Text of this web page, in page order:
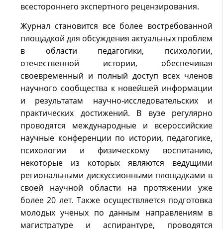
всестороннего экспертного рецензирования.
Журнал становится все более востребованной
площадкой для обсуждения актуальных проблем
в области педагогики, психологии,
отечественной истории, обеспечивая
своевременный и полный доступ всех членов
научного сообщества к новейшей информации
и результатам научно-исследовательских и
практических достижений. В вузе регулярно
проводятся международные и всероссийские
научные конференции по истории, педагогике,
психологии и физическому воспитанию,
некоторые из которых являются ведущими
региональными дискуссионными площадками в
своей научной области на протяжении уже
более 20 лет. Также осуществляется подготовка
молодых ученых по данным направлениям в
магистратуре и аспирантуре, проводятся